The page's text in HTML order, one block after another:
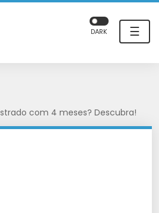
☰
DARK
com 4 meses? Descubra!